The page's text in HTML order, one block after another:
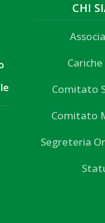
CHI
Comitato
Comitato
Segreteria